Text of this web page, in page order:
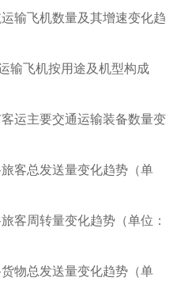
运输飞机数量及其增速变化趋
输飞机按用途及机型构成
客运主要交通运输装备数量变
旅客总发送量变化趋势（单
客周转量变化趋势（单位：
货物总发送量变化趋势（单